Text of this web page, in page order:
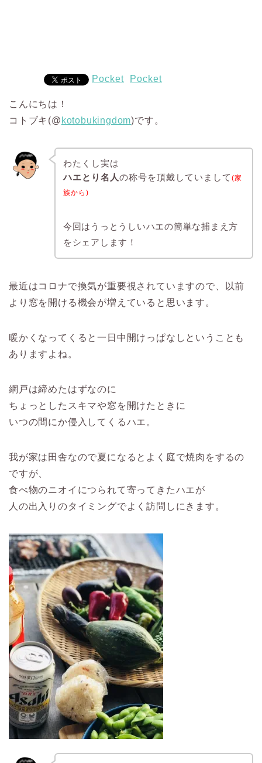
Pocket Pocket
こんにちは！
コトブキ(@ kotobukingdom)です。
わたくし実は
ハエとり名人の称号を頂戴していまして (家
族から)
今回はうっとうしいハエの簡単な捕まえ方
をシェアします！
最近はコロナで換気が重要視されていますので、以前
より窓を開ける機会が増えていると思います。
暖かくなってくると一日中開けっぱなしということも
ありますよね。
網戸は締めたはずなのに
ちょっとしたスキマや窓を開けたときに
いつの間にか侵入してくるハエ。
我が家は田舎なので夏になるとよく庭で焼肉をするの
ですが、
食べ物のニオイにつられて寄ってきたハエが
人の出入りのタイミングでよく訪問し にきます。